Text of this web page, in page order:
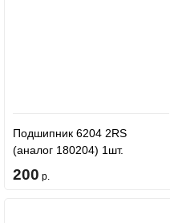
Подшипник 6204 2RS
(аналог 180204) 1шт.
200 р.